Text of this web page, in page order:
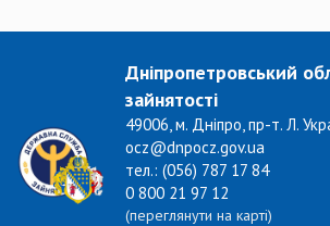
Дніпропетровський
зайнятості
49006, м. Дніпро, пр-т. Л.
ocz@dnpocz.gov.ua
тел.: (056) 787 17 84
0 800 21 97 12
(переглянути на карті)